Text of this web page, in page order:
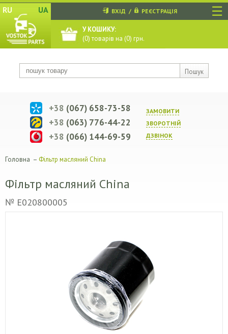
☰
RU UA
Пошук
ВХІД / РЕЄСТРАЦІЯ
У КОШИКУ:
(0) товарів на (0) грн.
ЗАМОВИТИ
ЗВОРОТНIЙ
ДЗВIНОК
+38 (067) 658-73-58
+38 (063) 776-44-22
+38 (066) 144-69-59
Головна – Фільтр масляний China
Фільтр масляний China
№ E020800005